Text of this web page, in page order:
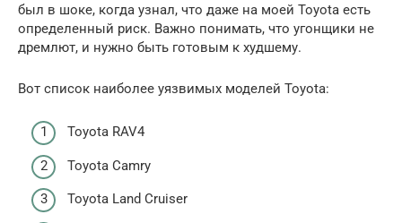
был в шоке, когда узнал, что даже на моей Toyota есть
определенный риск. Важно понимать, что угонщики не
дремлют, и нужно быть готовым к худшему.
Вот список наиболее уязвимых моделей Toyota:
Toyota RAV4
Toyota Camry
Toyota Land Cruiser